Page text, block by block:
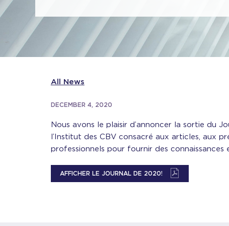
All News
DECEMBER 4, 2020
Nous avons le plaisir d’annoncer la sortie du
l’Institut des CBV consacré aux articles, aux
professionnels pour fournir des connaissances
AFFICHER LE JOURNAL DE 2020!